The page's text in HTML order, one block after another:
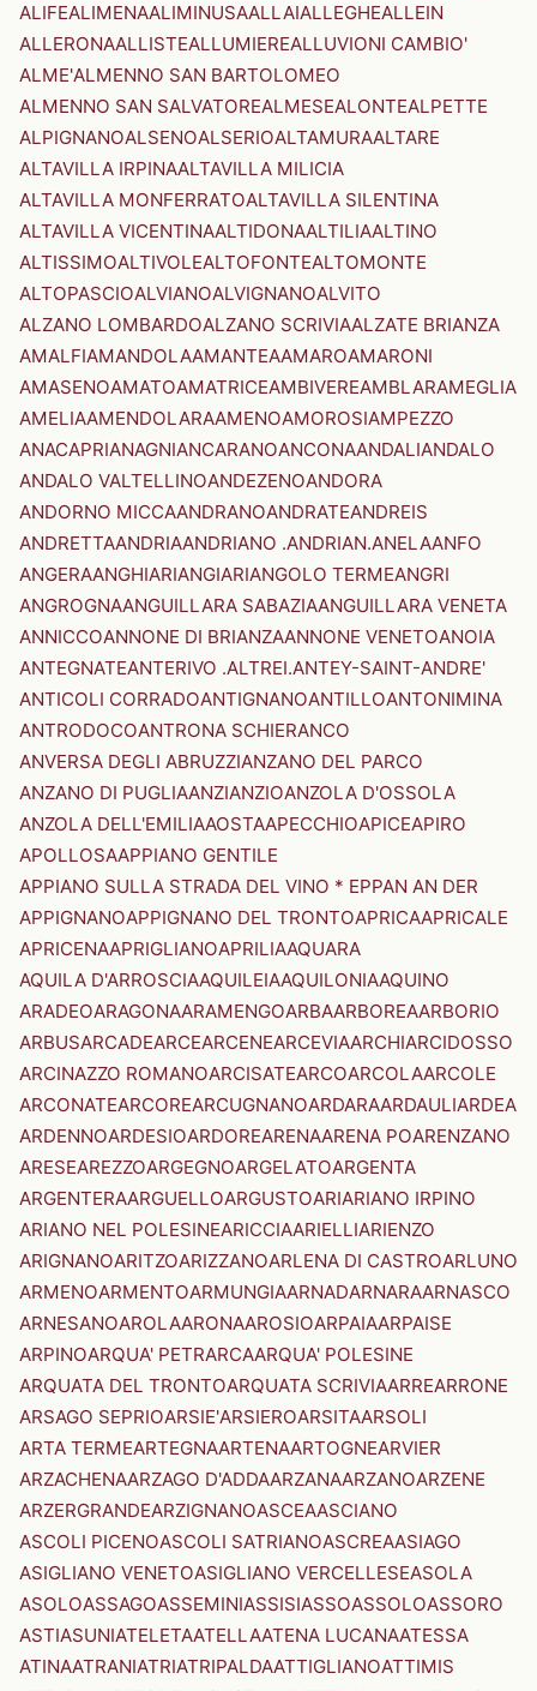
ALIFEALIMENAALIMINUSAALLAIALLEGHEALLEIN
ALLERONAALLISTEALLUMIEREALLUVIONI CAMBIO'
ALME'ALMENNO SAN BARTOLOMEO
ALMENNO SAN SALVATOREALMESEALONTEALPETTE
ALPIGNANOALSENOALSERIOALTAMURAALTARE
ALTAVILLA IRPINAALTAVILLA MILICIA
ALTAVILLA MONFERRATOALTAVILLA SILENTINA
ALTAVILLA VICENTINAALTIDONAALTILIAALTINO
ALTISSIMOALTIVOLEALTOFONTEALTOMONTE
ALTOPASCIOALVIANOALVIGNANOALVITO
ALZANO LOMBARDOALZANO SCRIVIAALZATE BRIANZA
AMALFIAMANDOLAAMANTEAAMAROAMARONI
AMASENOAMATOAMATRICEAMBIVEREAMBLARAMEGLIA
AMELIAAMENDOLARAAMENOAMOROSIAMPEZZO
ANACAPRIANAGNIANCARANOANCONAANDALIANDALO
ANDALO VALTELLINOANDEZENOANDORA
ANDORNO MICCAANDRANOANDRATEANDREIS
ANDRETTAANDRIAANDRIANO .ANDRIAN.ANELAANFO
ANGERAANGHIARIANGIARIANGOLO TERMEANGRI
ANGROGNAANGUILLARA SABAZIAANGUILLARA VENETA
ANNICCOANNONE DI BRIANZAANNONE VENETOANOIA
ANTEGNATEANTERIVO .ALTREI.ANTEY-SAINT-ANDRE'
ANTICOLI CORRADOANTIGNANOANTILLOANTONIMINA
ANTRODOCOANTRONA SCHIERANCO
ANVERSA DEGLI ABRUZZIANZANO DEL PARCO
ANZANO DI PUGLIAANZIANZIOANZOLA D'OSSOLA
ANZOLA DELL'EMILIAAOSTAAPECCHIOAPICEAPIRO
APOLLOSAAPPIANO GENTILE
APPIANO SULLA STRADA DEL VINO * EPPAN AN DER
APPIGNANOAPPIGNANO DEL TRONTOAPRICAAPRICALE
APRICENAAPRIGLIANOAPRILIAAQUARA
AQUILA D'ARROSCIAAQUILEIAAQUILONIAAQUINO
ARADEOARAGONAARAMENGOARBAARBOREAARBORIO
ARBUSARCADEARCEARCENEARCEVIAARCHIARCIDOSSO
ARCINAZZO ROMANOARCISATEARCOARCOLAARCOLE
ARCONATEARCOREARCUGNANOARDARAARDAULIARDEA
ARDENNOARDESIOARDOREARENAARENA POARENZANO
ARESEAREZZOARGEGNOARGELATOARGENTA
ARGENTERAARGUELLOARGUSTOARIARIANO IRPINO
ARIANO NEL POLESINEARICCIAARIELLIARIENZO
ARIGNANOARITZOARIZZANOARLENA DI CASTROARLUNO
ARMENOARMENTOARMUNGIAARNADARNARAARNASCO
ARNESANOAROLAARONAAROSIOARPAIAARPAISE
ARPINOARQUA' PETRARCAARQUA' POLESINE
ARQUATA DEL TRONTOARQUATA SCRIVIAARREARRONE
ARSAGO SEPRIOARSIE'ARSIEROARSITAARSOLI
ARTA TERMEARTEGNAARTENAARTOGNEARVIER
ARZACHENAARZAGO D'ADDAARZANAARZANOARZENE
ARZERGRANDEARZIGNANOASCEAASCIANO
ASCOLI PICENOASCOLI SATRIANOASCREAASIAGO
ASIGLIANO VENETOASIGLIANO VERCELLESEASOLA
ASOLOASSAGOASSEMINIASSISIASSOASSOLOASSORO
ASTIASUNIATELETAATELLAATENA LUCANAATESSA
ATINAATRANIATRIATRIPALDAATTIGLIANOATTIMIS